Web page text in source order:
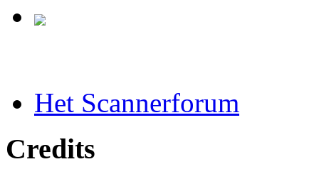
Het Scannerforum
Credits